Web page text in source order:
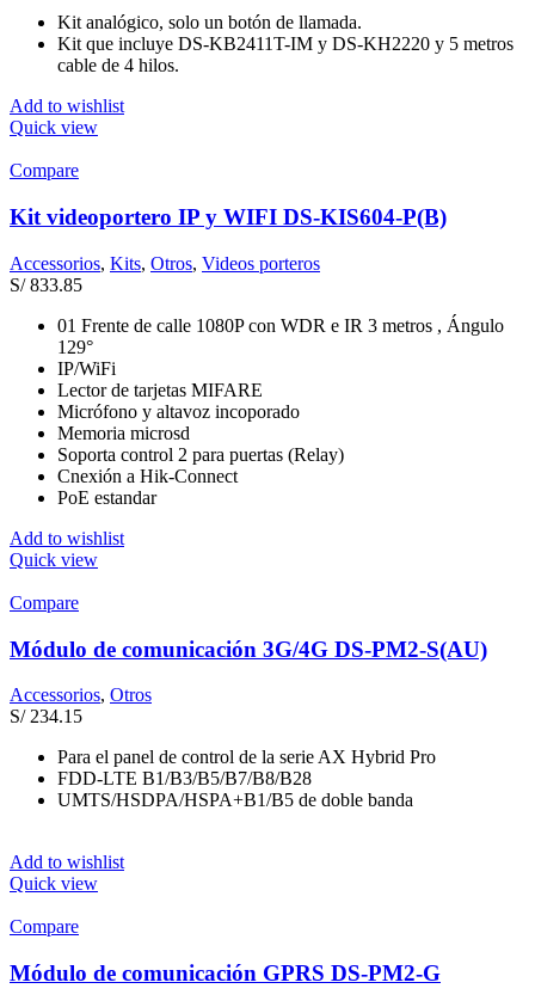
Kit analógico, solo un botón de llamada.
Kit que incluye DS-KB2411T-IM y DS-KH2220 y 5 metros
cable de 4 hilos.
Add to wishlist
Quick view
Compare
Kit videoportero IP y WIFI DS-KIS604-P(B)
Accessorios, Kits, Otros, Videos porteros
S/833.85
01 Frente de calle 1080P con WDR e IR 3 metros , Ángulo
129°
IP/WiFi
Lector de tarjetas MIFARE
Micrófono y altavoz incoporado
Memoria microsd
Soporta control 2 para puertas (Relay)
Cnexión a Hik-Connect
PoE estandar
Add to wishlist
Quick view
Compare
Módulo de comunicación 3G/4G DS-PM2-S(AU)
Accessorios, Otros
S/234.15
Para el panel de control de la serie AX Hybrid Pro
FDD-LTE B1/B3/B5/B7/B8/B28
UMTS/HSDPA/HSPA+B1/B5 de doble banda
Add to wishlist
Quick view
Compare
Módulo de comunicación GPRS DS-PM2-G